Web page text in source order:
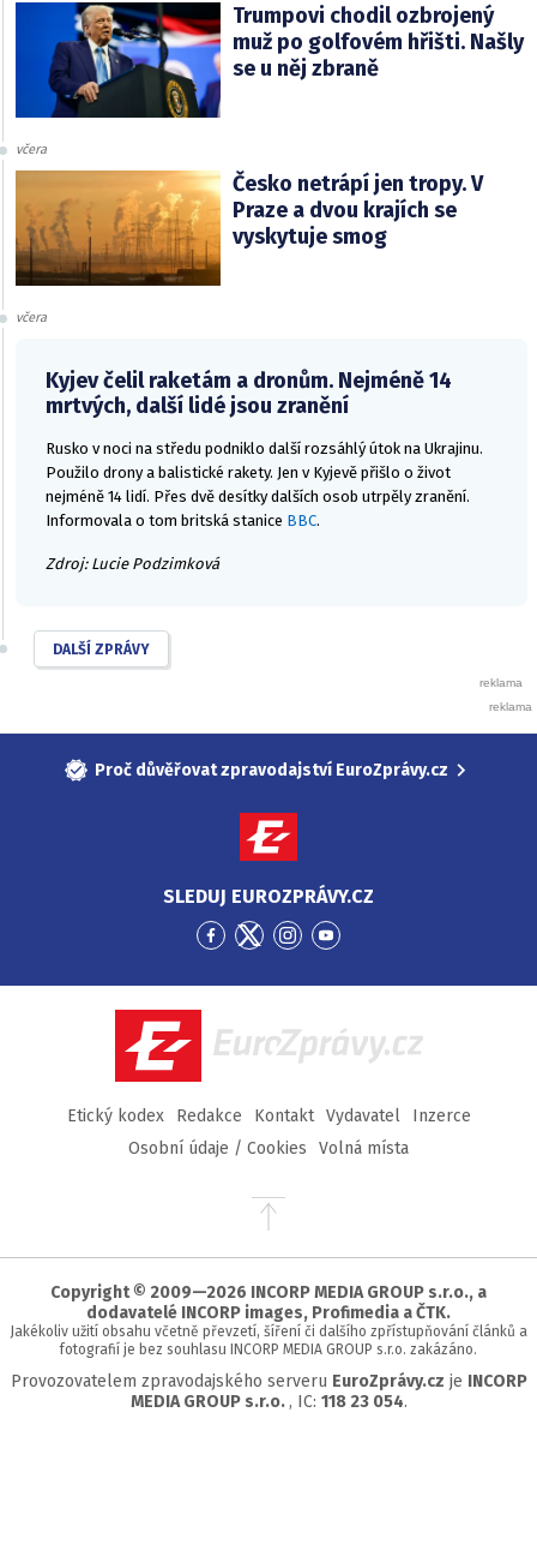
Trumpovi chodil ozbrojený
muž po golfovém hřišti. Našly
se u něj zbraně
včera
Česko netrápí jen tropy. V
Praze a dvou krajích se
vyskytuje smog
včera
Kyjev čelil raketám a dronům. Nejméně 14
mrtvých, další lidé jsou zranění
Rusko v noci na středu podniklo další rozsáhlý útok na Ukrajinu.
Použilo drony a balistické rakety. Jen v Kyjevě přišlo o život
nejméně 14 lidí. Přes dvě desítky dalších osob utrpěly zranění.
Informovala o tom britská stanice BBC.
Zdroj: Lucie Podzimková
DALŠÍ ZPRÁVY
Proč důvěřovat zpravodajství EuroZprávy.cz
SLEDUJ EUROZPRÁVY.CZ
Přejít
Facebook
Přejít
Twitter
Přejít
Instagram
Přejít
YouTube
EuroZprávy.cz
Etický kodex Redakce Kontakt Vydavatel
Inzerce
Osobní údaje / Cookies
Volná místa
Přejít
stránky
Copyright © 2009—2026 INCORP MEDIA GROUP s.r.o., a
dodavatelé INCORP images, Profimedia a ČTK.
Jakékoliv užití obsahu včetně převzetí, šíření či dalšího zpřístupňování článků a
fotografií je bez souhlasu INCORP MEDIA GROUP s.r.o. zakázáno.
Provozovatelem zpravodajského serveru EuroZprávy.cz je INCORP
MEDIA GROUP s.r.o. , IC: 118 23 054.